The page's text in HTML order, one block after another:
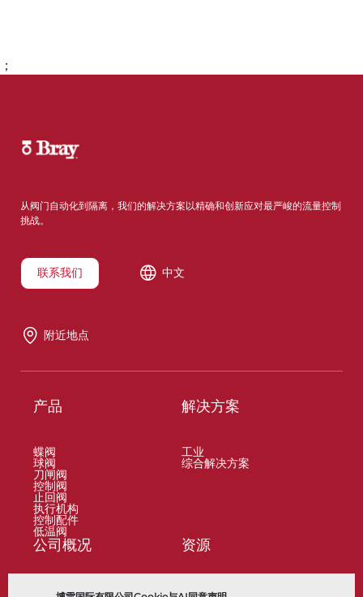
；
从阀门自动化到隔离，我们的解决方案以精确和创新应对最严峻的流量控制
挑战。
联系我们 中文
附近地点
产品
蝶阀
球阀
刀闸阀
控制阀
止回阀
执行机构
控制配件
低温阀
解决方案
工业
综合解决方案
公司概况 资源
文档